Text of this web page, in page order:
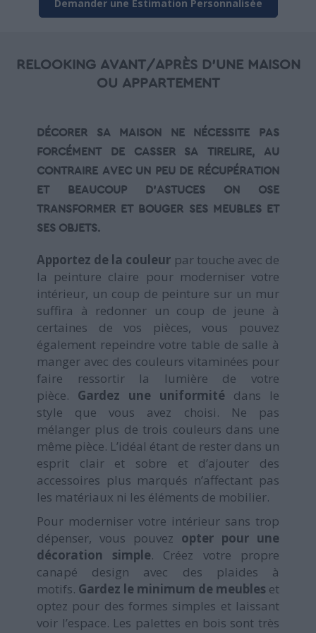
Demander une Estimation Personnalisée
RELOOKING AVANT/APRÈS D'UNE MAISON
OU APPARTEMENT
DÉCORER SA MAISON
NE NÉCESSITE PAS
FORCÉMENT DE CASSER SA TIRELIRE, AU
CONTRAIRE AVEC UN PEU DE RÉCUPÉRATION
ET BEAUCOUP D’ASTUCES ON OSE
TRANSFORMER ET BOUGER SES MEUBLES ET
SES OBJETS.
Apportez de la couleur par touche avec de
la peinture claire pour moderniser votre
intérieur, un coup de peinture sur un mur
suffira à redonner un coup de jeune à
certaines de vos pièces, vous pouvez
également repeindre votre table de salle à
manger avec des couleurs vitaminées pour
faire ressortir la lumière de votre
pièce. Gardez une uniformitédans le
style que vous avez choisi. Ne pas
mélanger plus de trois couleurs dans une
même pièce. L’idéal étant de rester dans un
esprit clair et sobre et d’ajouter des
accessoires plus marqués n’affectant pas
les matériaux ni les éléments de mobilier.
Pour moderniser votre intérieur sans trop
dépenser, vous pouvez opter pour une
décoration simple. Créez votre propre
canapé design avec des plaides à
motifs. Gardez le minimum de meubles et
optez pour des formes simples et laissant
voir l’espace. Les palettes en bois sont très